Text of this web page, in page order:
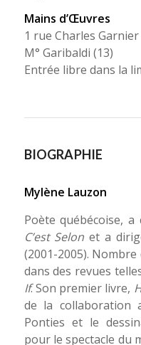
Mains d’Œuvres
1 rue Charles
M° Garibaldi (13)
Entrée libre dans la
BIOGRAPHIE
Mylène Lauzon
Poète québécoise,
C’est Selon et a
(2001-2005).
dans des revues
If. Son premier livre,
de la collaboration
Ponties et le
pour le spectacle du